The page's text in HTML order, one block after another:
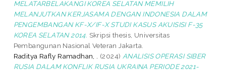
MELATARBELAKANGI KOREA SELATAN MEMILIH
MELANJUTKAN KERJASAMA DENGAN INDONESIA DALAM
PENGEMBANGAN KF-X/IF-X STUDI KASUS AKUISISI F-35
KOREA SELATAN 2014. Skripsi thesis, Universitas
Pembangunan Nasional Veteran Jakarta.
Raditya Rafly Ramadhan, .
(2024) ANALISIS OPERASI SIBER
RUSIA DALAM KONFLIK RUSIA UKRAINA PERIODE 2021-